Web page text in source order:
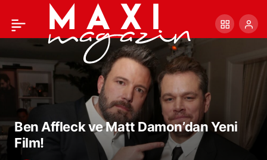
Ben Affleck ve Matt Damon’dan Yeni
Film!
Zendaya ile Robert
Pattinson Aynı Filmde
Rol Alacak
Paylaş